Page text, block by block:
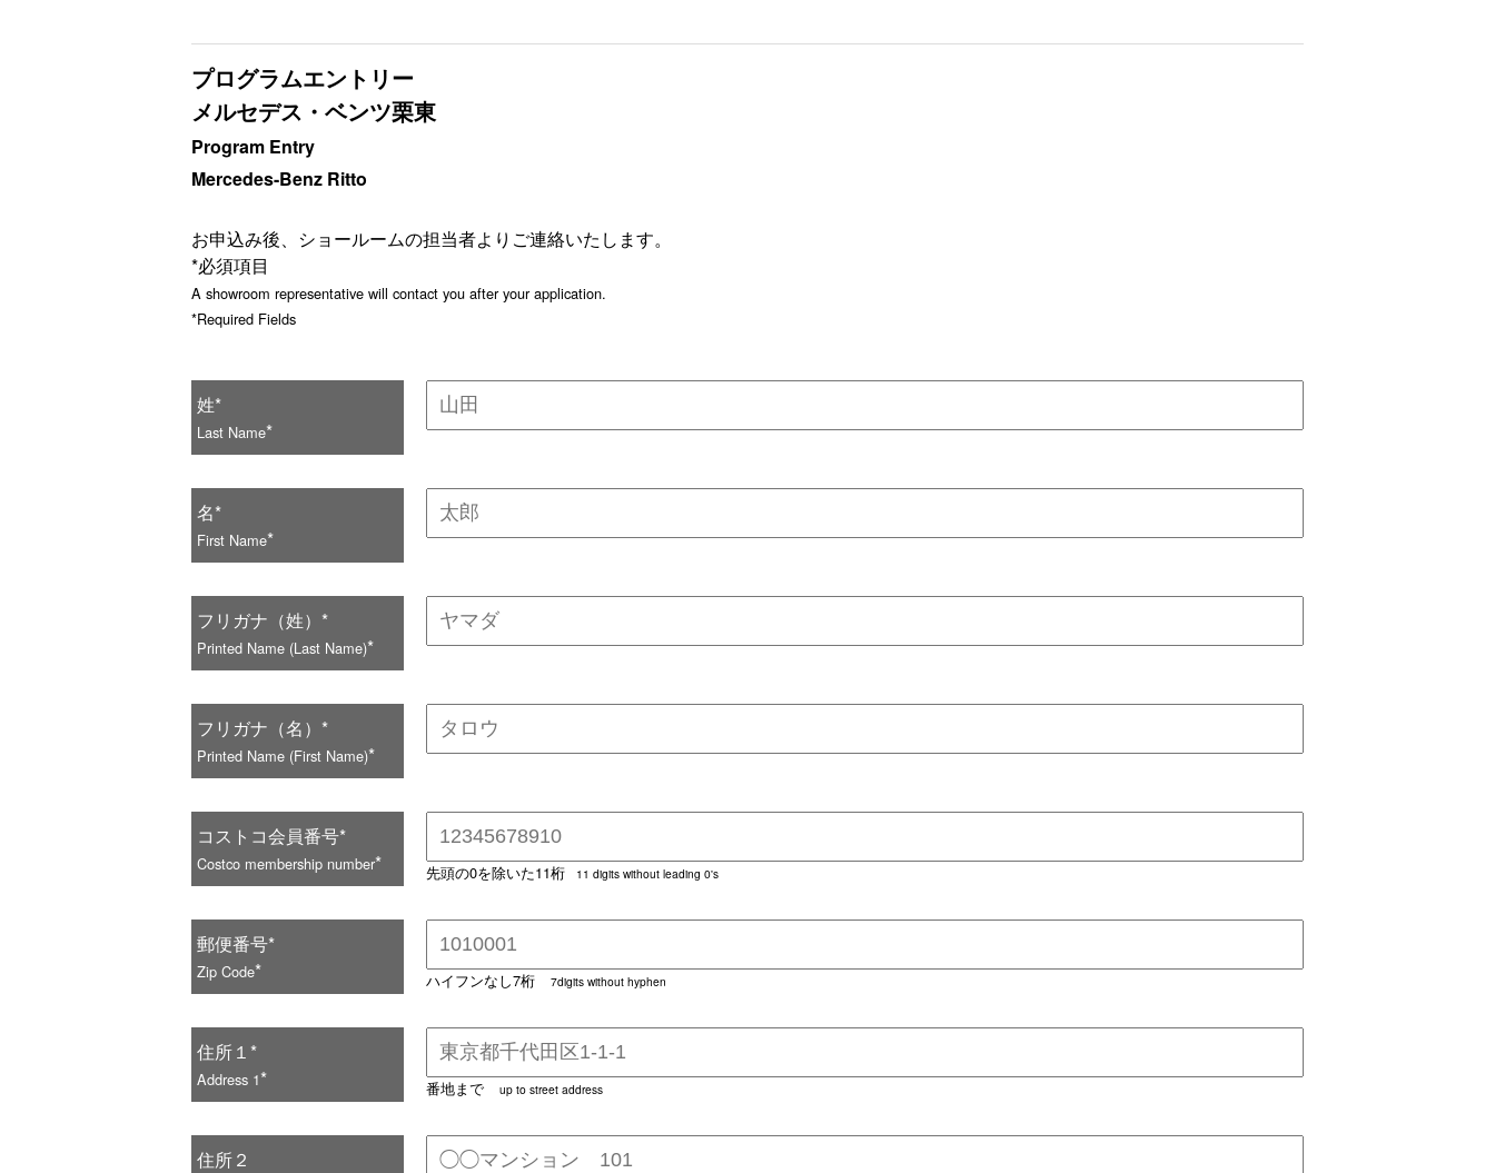
プログラムエントリー
メルセデス・ベンツ栗東
Program Entry
Mercedes-Benz Ritto
お申込み後、ショールームの担当者よりご連絡いたします。
*必須項目
A showroom representative will contact you after your application.
*Required Fields
姓*
Last Name*
名*
First Name*
フリガナ（姓）*
Printed Name (Last Name)*
フリガナ（名）*
Printed Name (First Name)*
コストコ会員番号*
Costco membership number* 先頭の0を除いた11桁 11 digits without leading 0's
郵便番号*
Zip Code* ハイフンなし7桁 7digits without hyphen
住所１*
Address 1* 番地まで up to street address
住所２